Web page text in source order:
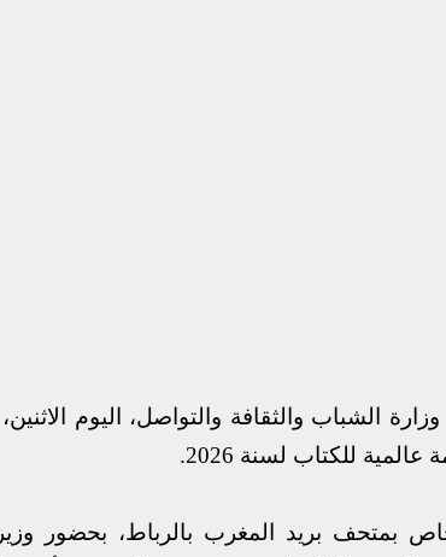
الشباب والثقافة والتواصل، اليوم
للكتاب لسنة 2026.
بمتحف بريد المغرب بالرباط، بحضور